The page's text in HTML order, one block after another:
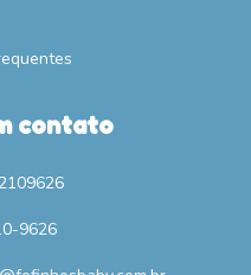
contato
9626